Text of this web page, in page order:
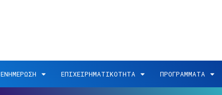
ΕΝΗΜΕΡΩΣΗ ΕΠΙΧΕΙΡΗΜΑΤΙΚΟΤΗΤΑ ΠΡΟΓΡΑΜΜΑΤΑ